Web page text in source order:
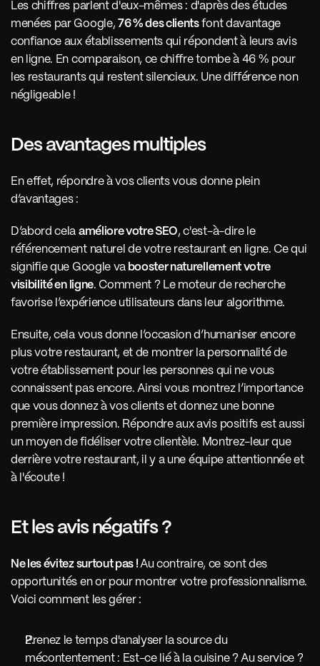
Les chiffres parlent d'eux-mêmes : d'après des études
menées par Google, 76 % des clients font davantage
confiance aux établissements qui répondent à leurs avis
en ligne. En comparaison, ce chiffre tombe à 46 % pour
les restaurants qui restent silencieux. Une différence non
négligeable !
Des avantages multiples
En effet, répondre à vos clients vous donne plein
d’avantages :
D’abord cela améliore votre SEO, c'est-à-dire le
référencement naturel de votre restaurant en ligne. Ce qui
signifie que Google va booster naturellement votre
visibilité en ligne. Comment ? Le moteur de recherche
favorise l’expérience utilisateurs dans leur algorithme.
Ensuite, cela vous donne l’occasion d’humaniser encore
plus votre restaurant, et de montrer la personnalité de
votre établissement pour les personnes qui ne vous
connaissent pas encore. Ainsi vous montrez l’importance
que vous donnez à vos clients et donnez une bonne
première impression. Répondre aux avis positifs est aussi
un moyen de fidéliser votre clientèle. Montrez-leur que
derrière votre restaurant, il y a une équipe attentionnée et
à l'écoute !
Et les avis négatifs ?
Ne les évitez surtout pas ! Au contraire, ce sont des
opportunités en or pour montrer votre professionnalisme.
Voici comment les gérer :
Prenez le temps d'analyser la source du
mécontentement : Est-ce lié à la cuisine ? Au service ?